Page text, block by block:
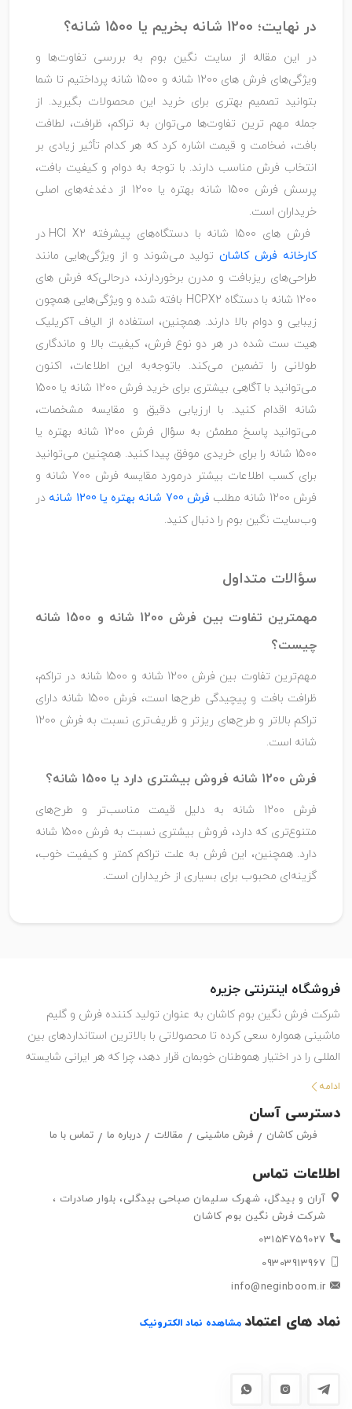
در نهایت؛ 1200 شانه بخریم یا 1500 شانه؟
در این مقاله از سایت نگین بوم به بررسی تفاوت‌ها و
ویژگی‌های فرش‌ های 1200 شانه و 1500 شانه پرداختیم تا شما
بتوانید تصمیم بهتری برای خرید این محصولات بگیرید. از
جمله مهم ‌ترین تفاوت‌ها می‌توان به تراکم، ظرافت، لطافت
بافت، ضخامت و قیمت اشاره کرد که هر کدام تأثیر زیادی بر
انتخاب فرش مناسب دارند. با توجه به دوام و کیفیت بافت،
پرسش فرش 1500 شانه بهتره یا 1200 از دغدغه‌های اصلی
خریداران است.
فرش‌ های 1500 شانه با دستگاه‌های پیشرفته HCI X2 در
کارخانه فرش کاشانتولید می‌شوند و از ویژگی‌هایی مانند
طراحی‌های ریزبافت و مدرن برخوردارند، درحالی‌که فرش ‌های
1200 شانه با دستگاه HCPX2 بافته شده و ویژگی‌هایی همچون
زیبایی و دوام بالا دارند. همچنین، استفاده از الیاف آکریلیک
هیت‌ ست شده در هر دو نوع فرش، کیفیت بالا و ماندگاری
طولانی را تضمین می‌کند. باتوجه‌به این اطلاعات، اکنون
می‌توانید با آگاهی بیشتری برای خرید فرش 1200 شانه یا 1500
شانه اقدام کنید. با ارزیابی دقیق و مقایسه مشخصات،
می‌توانید پاسخ مطمئن به سؤال فرش 1200 شانه بهتره یا
1500 شانه را برای خریدی موفق پیدا کنید. همچنین می‌توانید
برای کسب اطلاعات بیشتر درمورد مقایسه فرش 700 شانه و
فرش 1200 شانه مطلب
فرش 700 شانه بهتره یا 1200 شانه
در
وب‌سایت نگین بوم را دنبال کنید.
سؤالات متداول
مهمترین تفاوت بین فرش 1200 شانه و 1500 شانه
چیست؟
مهم‌ترین تفاوت بین فرش 1200 شانه و 1500 شانه در تراکم،
ظرافت بافت و پیچیدگی طرح‌ها است، فرش 1500 شانه دارای
تراکم بالاتر و طرح‌های ریزتر و ظریف‌تری نسبت به فرش 1200
شانه است.
فرش 1200 شانه فروش بیشتری دارد یا 1500 شانه؟
فرش 1200 شانه به دلیل قیمت مناسب‌تر و طرح‌های
متنوع‌تری که دارد، فروش بیشتری نسبت به فرش 1500 شانه
دارد. همچنین، این فرش به علت تراکم کمتر و کیفیت خوب،
گزینه‌ای محبوب برای بسیاری از خریداران است.
فروشگاه اینترنتی جزیره
شرکت فرش نگین بوم کاشان به عنوان تولید کننده فرش و گلیم
ماشینی همواره سعی کرده تا محصولاتی با بالاترین استانداردهای بین
المللی را در اختیار هموطنان خوبمان قرار دهد، چرا که هر ایرانی شایسته
استفاده از بهترین هاست. این شرکت با تولید انواع فرش ماشینی و گلیم
مشتریان خود قرار داده تا بتوانند متناسب با سلیقه خود ، فرش ماشینی
و گلیم مورد علاقه خود را به راحتی انتتخاب کرده و خریداری کنند.
ادامه
اطلاعات تماس
آران و بیدگل، شهرک سلیمان صباحی بیدگلی، بلوار صادرات ،
شرکت فرش نگین بوم کاشان
03154759027
09303913967
info@neginboom.ir
دسترسی آسان
فرش کاشان فرش ماشینی مقالات درباره ما تماس با ما
نماد های اعتماد مشاهده نماد الکترونیک